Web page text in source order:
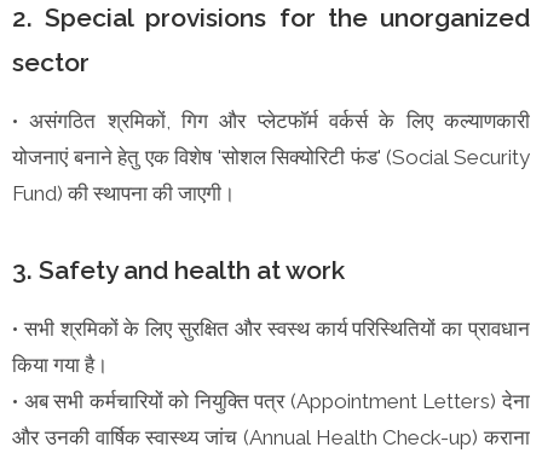
2. Special provisions for the unorganized
sector
• असंगठित श्रमिकों, गिग और प्लेटफॉर्म वर्कर्स के लिए कल्याणकारी
योजनाएं बनाने हेतु एक विशेष 'सोशल सिक्योरिटी फंड' (Social Security
Fund) की स्थापना की जाएगी।
3. Safety and health at work
• सभी श्रमिकों के लिए सुरक्षित और स्वस्थ कार्य परिस्थितियों का प्रावधान
किया गया है।
• अब सभी कर्मचारियों को नियुक्ति पत्र (Appointment Letters) देना
और उनकी वार्षिक स्वास्थ्य जांच (Annual Health Check-up) कराना